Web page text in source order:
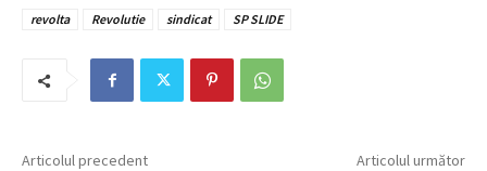
revolta
Revolutie sindicat SP SLIDE
Articolul precedent Articolul următor